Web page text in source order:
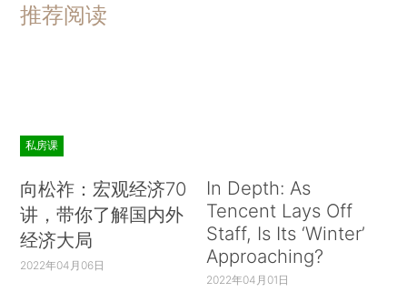
推荐阅读
私房课
向松祚：宏观经济70
讲，带你了解国内外
经济大局
2022年04月06日
In Depth: As
Tencent Lays Off
Staff, Is Its ‘Winter’
Approaching?
2022年04月01日